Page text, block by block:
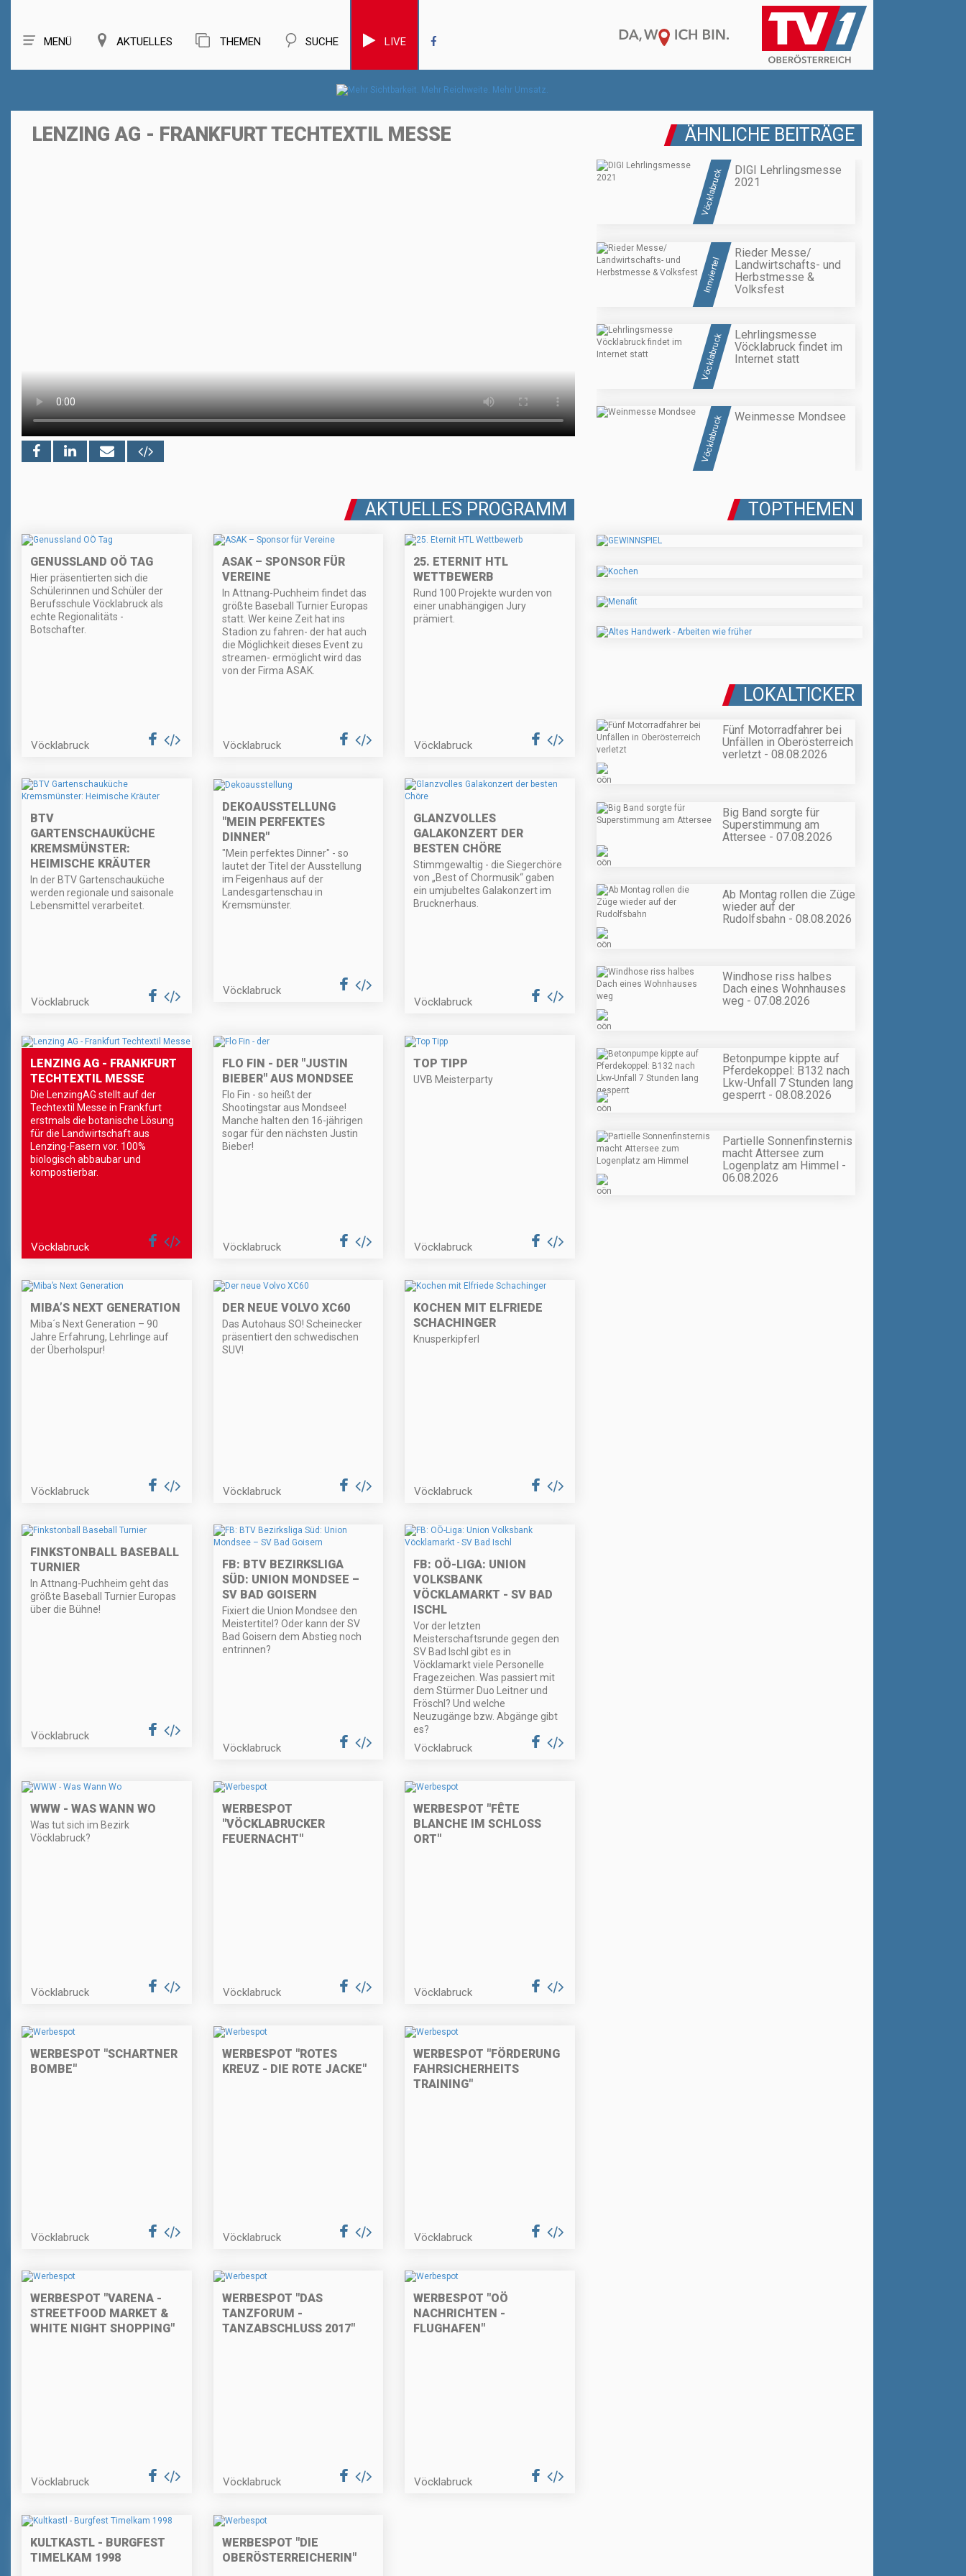
MENÜ AKTUELLES THEMEN SUCHE LIVE
LENZING AG - FRANKFURT TECHTEXTIL MESSE ÄHNLICHE BEITRÄGE
Vöcklabruck
DIGI Lehrlingsmesse
2021
Innviertel
Rieder Messe/
Landwirtschafts- und
Herbstmesse &
Volksfest
Vöcklabruck
Lehrlingsmesse
Vöcklabruck findet im
Internet statt
Vöcklabruck Weinmesse Mondsee
AKTUELLES PROGRAMM
GENUSSLAND OÖ TAG
Hier präsentierten sich die
Schülerinnen und Schüler der
Berufsschule Vöcklabruck als
echte Regionalitäts -
Botschafter.
Vöcklabruck
ASAK – SPONSOR FÜR
VEREINE
In Attnang-Puchheim findet das
größte Baseball Turnier Europas
statt. Wer keine Zeit hat ins
Stadion zu fahren- der hat auch
die Möglichkeit dieses Event zu
streamen- ermöglicht wird das
von der Firma ASAK.
Vöcklabruck
25. ETERNIT HTL
WETTBEWERB
Rund 100 Projekte wurden von
einer unabhängigen Jury
prämiert.
Vöcklabruck
BTV
GARTENSCHAUKÜCHE
KREMSMÜNSTER:
HEIMISCHE KRÄUTER
In der BTV Gartenschauküche
werden regionale und saisonale
Lebensmittel verarbeitet.
Vöcklabruck
DEKOAUSSTELLUNG
"MEIN PERFEKTES
DINNER"
"Mein perfektes Dinner" - so
lautet der Titel der Ausstellung
im Feigenhaus auf der
Landesgartenschau in
Kremsmünster.
Vöcklabruck
GLANZVOLLES
GALAKONZERT DER
BESTEN CHÖRE
Stimmgewaltig - die Siegerchöre
von „Best of Chormusik“ gaben
ein umjubeltes Galakonzert im
Brucknerhaus.
Vöcklabruck
LENZING AG - FRANKFURT
TECHTEXTIL MESSE
Die LenzingAG stellt auf der
Techtextil Messe in Frankfurt
erstmals die botanische Lösung
für die Landwirtschaft aus
Lenzing-Fasern vor. 100%
biologisch abbaubar und
kompostierbar.
Vöcklabruck
FLO FIN - DER "JUSTIN
BIEBER" AUS MONDSEE
Flo Fin - so heißt der
Shootingstar aus Mondsee!
Manche halten den 16-jährigen
sogar für den nächsten Justin
Bieber!
Vöcklabruck
TOP TIPP
UVB Meisterparty
Vöcklabruck
MIBA’S NEXT GENERATION
Miba´s Next Generation – 90
Jahre Erfahrung, Lehrlinge auf
der Überholspur!
Vöcklabruck
DER NEUE VOLVO XC60
Das Autohaus SO! Scheinecker
präsentiert den schwedischen
SUV!
Vöcklabruck
KOCHEN MIT ELFRIEDE
SCHACHINGER
Knusperkipferl
Vöcklabruck
FINKSTONBALL BASEBALL
TURNIER
In Attnang-Puchheim geht das
größte Baseball Turnier Europas
über die Bühne!
Vöcklabruck
FB: BTV BEZIRKSLIGA
SÜD: UNION MONDSEE –
SV BAD GOISERN
Fixiert die Union Mondsee den
Meistertitel? Oder kann der SV
Bad Goisern dem Abstieg noch
entrinnen?
Vöcklabruck
FB: OÖ-LIGA: UNION
VOLKSBANK
VÖCKLAMARKT - SV BAD
ISCHL
Vor der letzten
Meisterschaftsrunde gegen den
SV Bad Ischl gibt es in
Vöcklamarkt viele Personelle
Fragezeichen. Was passiert mit
dem Stürmer Duo Leitner und
Fröschl? Und welche
Neuzugänge bzw. Abgänge gibt
es?
Vöcklabruck
WWW - WAS WANN WO
Was tut sich im Bezirk
Vöcklabruck?
Vöcklabruck
WERBESPOT
"VÖCKLABRUCKER
FEUERNACHT"
Vöcklabruck
WERBESPOT "FÊTE
BLANCHE IM SCHLOSS
ORT"
Vöcklabruck
WERBESPOT "SCHARTNER
BOMBE"
Vöcklabruck
WERBESPOT "ROTES
KREUZ - DIE ROTE JACKE"
Vöcklabruck
WERBESPOT "FÖRDERUNG
FAHRSICHERHEITS
TRAINING"
Vöcklabruck
WERBESPOT "VARENA -
STREETFOOD MARKET &
WHITE NIGHT SHOPPING"
Vöcklabruck
WERBESPOT "DAS
TANZFORUM -
TANZABSCHLUSS 2017"
Vöcklabruck
WERBESPOT "OÖ
NACHRICHTEN -
FLUGHAFEN"
Vöcklabruck
KULTKASTL - BURGFEST
TIMELKAM 1998
WERBESPOT "DIE
OBERÖSTERREICHERIN"
TOPTHEMEN
LOKALTICKER
Fünf Motorradfahrer bei
Unfällen in Oberösterreich
verletzt - 08.08.2026
Big Band sorgte für
Superstimmung am
Attersee - 07.08.2026
Ab Montag rollen die Züge
wieder auf der
Rudolfsbahn - 08.08.2026
Windhose riss halbes
Dach eines Wohnhauses
weg - 07.08.2026
Betonpumpe kippte auf
Pferdekoppel: B132 nach
Lkw-Unfall 7 Stunden lang
gesperrt - 08.08.2026
Partielle Sonnenfinsternis
macht Attersee zum
Logenplatz am Himmel -
06.08.2026